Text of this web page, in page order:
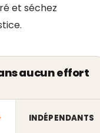
et séchez
aucun effort
INDÉPENDANTS